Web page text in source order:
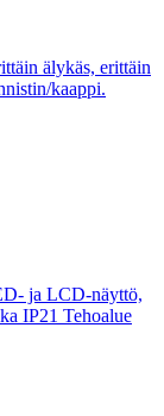
älykäs, erittäin
kaappi.
ja LCD-näyttö,
IP21 Tehoalue